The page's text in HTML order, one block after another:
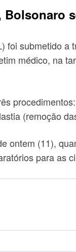
foi submetido
médico, na
(remoção
ontem (11),
para as